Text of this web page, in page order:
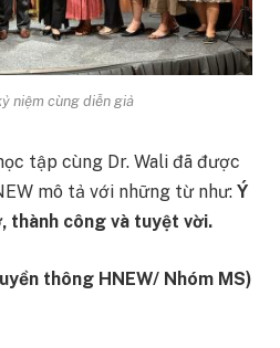
niệm cùng diễn giả
tập cùng Dr. Wali đã được
mô tả với những từ như: Ý
thành công và tuyệt vời.
thông HNEW/ Nhóm MS)